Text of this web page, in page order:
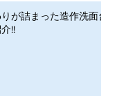
が詰まった造作洗面台
!!